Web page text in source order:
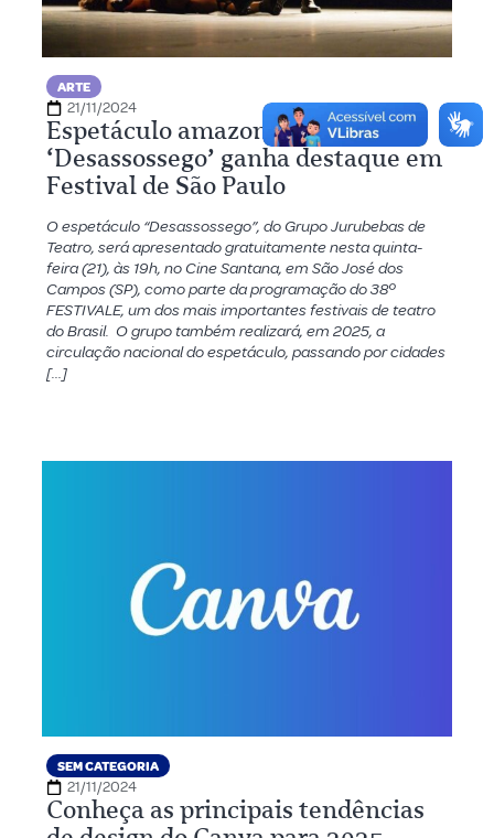
ARTE
21/11/2024
Espetáculo amazonense
‘Desassossego’ ganha destaque em
Festival de São Paulo
O espetáculo “Desassossego”, do Grupo Jurubebas de
Teatro, será apresentado gratuitamente nesta quinta-
feira (21), às 19h, no Cine Santana, em São José dos
Campos (SP), como parte da programação do 38º
FESTIVALE, um dos mais importantes festivais de teatro
do Brasil. O grupo também realizará, em 2025, a
circulação nacional do espetáculo, passando por cidades
[…]
SEM CATEGORIA
21/11/2024
Conheça as principais tendências